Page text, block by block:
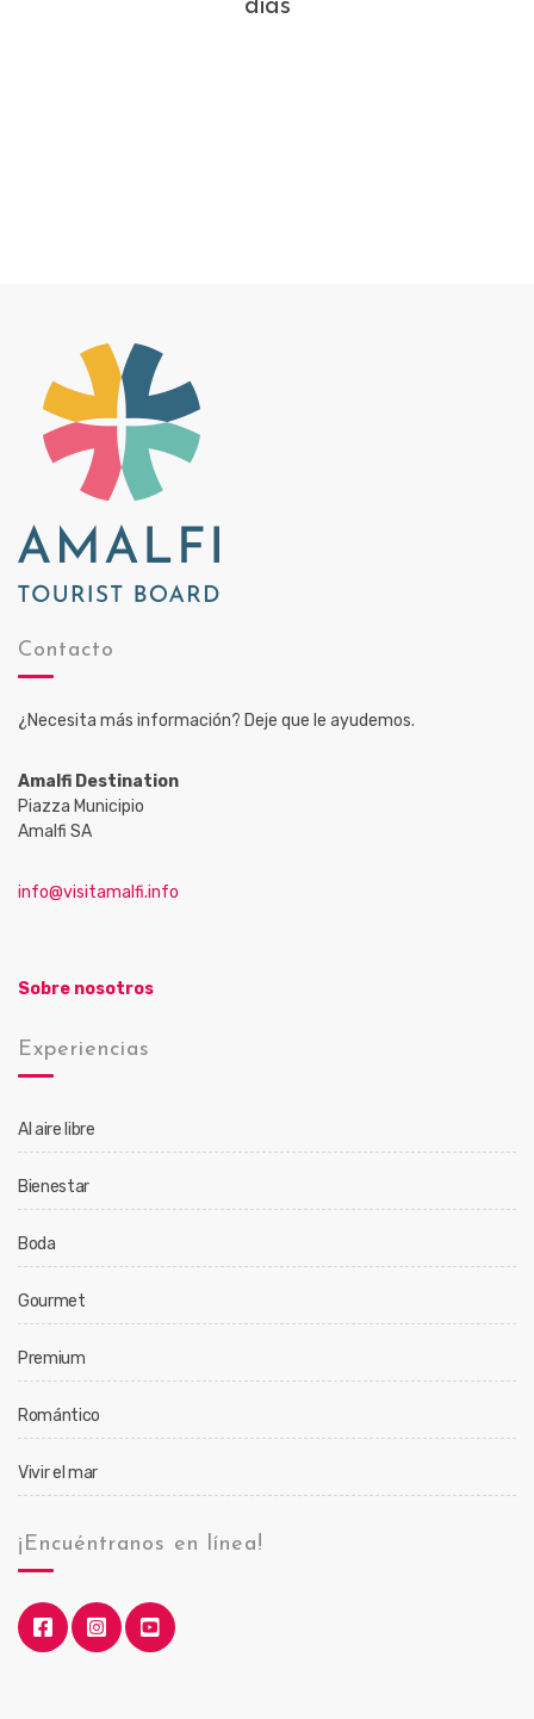
días
Contacto
¿Necesita más información? Deje que le ayudemos.
Amalfi Destination
Piazza Municipio
Amalfi SA
info@visitamalfi.info
Sobre nosotros
Experiencias
Al aire libre
Bienestar
Boda
Gourmet
Premium
Romántico
Vivir el mar
¡Encuéntranos en línea!